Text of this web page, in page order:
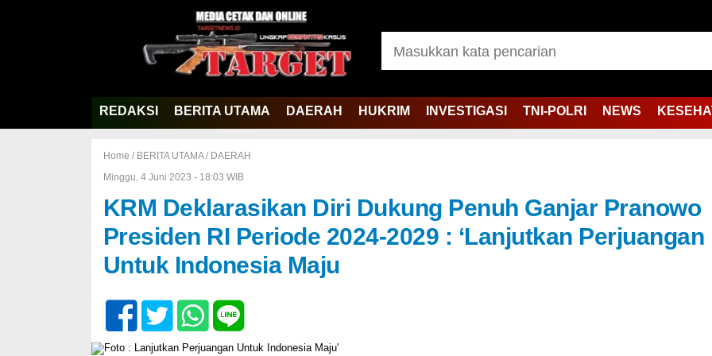
REDAKSI BERITA UTAMA DAERAH HUKRIM INVESTIGASI TNI-POLRI NEWS
Home / BERITA UTAMA/ DAERAH
Minggu, 4 Juni 2023 - 18:03 WIB
KRM Deklarasikan Diri Dukung Penuh Ganjar Pranowo
Presiden RI Periode 2024-2029 : ‘Lanjutkan Perjuangan
Untuk Indonesia Maju